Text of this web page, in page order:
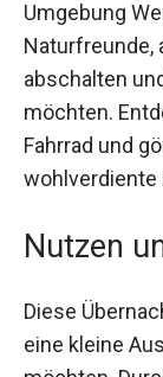
Freut euch
Alltag und
idyllischen
ideal für
einfach
lassen
Landschaft
Abend eine
Nutzen